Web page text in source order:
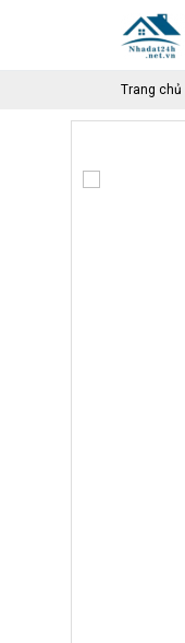
Trang chủ